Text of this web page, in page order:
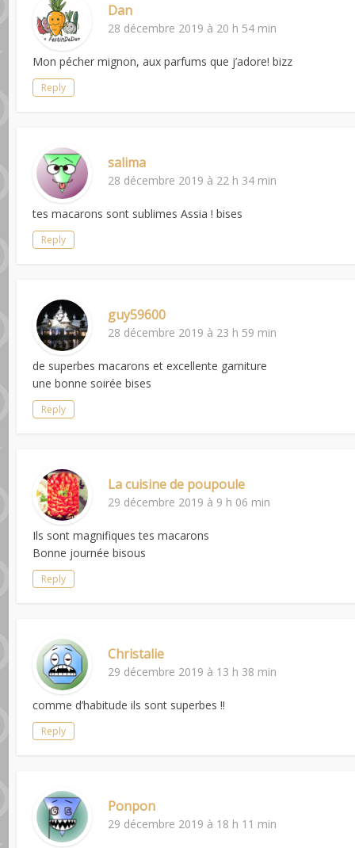
Dan
28 décembre 2019 à 20 h 54 min
Mon pécher mignon, aux parfums que j’adore! bizz
Reply
salima
28 décembre 2019 à 22 h 34 min
tes macarons sont sublimes Assia ! bises
Reply
guy59600
28 décembre 2019 à 23 h 59 min
de superbes macarons et excellente garniture
une bonne soirée bises
Reply
La cuisine de poupoule
29 décembre 2019 à 9 h 06 min
Ils sont magnifiques tes macarons
Bonne journée bisous
Reply
Christalie
29 décembre 2019 à 13 h 38 min
comme d’habitude ils sont superbes !!
Reply
Ponpon
29 décembre 2019 à 18 h 11 min